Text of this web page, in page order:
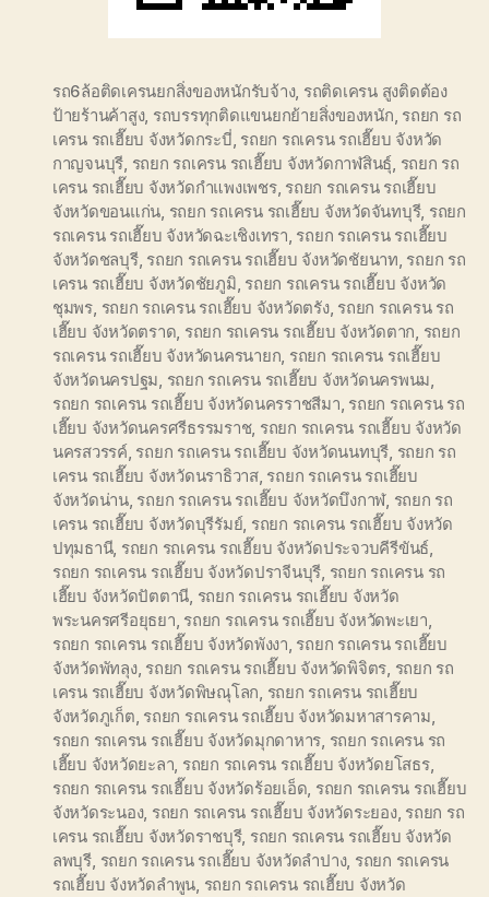
รถ6ล้อติดเครนยกสิ่งของหนักรับจ้าง, รถติดเครน สูงติดต้อง
ป้ายร้านค้าสูง, รถบรรทุกติดแขนยกย้ายสิ่งของหนัก, รถยก รถ
เครน รถเฮี๊ยบ จังหวัดกระบี่, รถยก รถเครน รถเฮี๊ยบ จังหวัด
กาญจนบุรี, รถยก รถเครน รถเฮี๊ยบ จังหวัดกาฬสินธุ์, รถยก รถ
เครน รถเฮี๊ยบ จังหวัดกำแพงเพชร, รถยก รถเครน รถเฮี๊ยบ
จังหวัดขอนแก่น, รถยก รถเครน รถเฮี๊ยบ จังหวัดจันทบุรี, รถยก
รถเครน รถเฮี๊ยบ จังหวัดฉะเชิงเทรา, รถยก รถเครน รถเฮี๊ยบ
จังหวัดชลบุรี, รถยก รถเครน รถเฮี๊ยบ จังหวัดชัยนาท, รถยก รถ
เครน รถเฮี๊ยบ จังหวัดชัยภูมิ, รถยก รถเครน รถเฮี๊ยบ จังหวัด
ชุมพร, รถยก รถเครน รถเฮี๊ยบ จังหวัดตรัง, รถยก รถเครน รถ
เฮี๊ยบ จังหวัดตราด, รถยก รถเครน รถเฮี๊ยบ จังหวัดตาก, รถยก
รถเครน รถเฮี๊ยบ จังหวัดนครนายก, รถยก รถเครน รถเฮี๊ยบ
จังหวัดนครปฐม, รถยก รถเครน รถเฮี๊ยบ จังหวัดนครพนม,
รถยก รถเครน รถเฮี๊ยบ จังหวัดนครราชสีมา, รถยก รถเครน รถ
เฮี๊ยบ จังหวัดนครศรีธรรมราช, รถยก รถเครน รถเฮี๊ยบ จังหวัด
นครสวรรค์, รถยก รถเครน รถเฮี๊ยบ จังหวัดนนทบุรี, รถยก รถ
เครน รถเฮี๊ยบ จังหวัดนราธิวาส, รถยก รถเครน รถเฮี๊ยบ
จังหวัดน่าน, รถยก รถเครน รถเฮี๊ยบ จังหวัดบึงกาฬ, รถยก รถ
เครน รถเฮี๊ยบ จังหวัดบุรีรัมย์, รถยก รถเครน รถเฮี๊ยบ จังหวัด
ปทุมธานี, รถยก รถเครน รถเฮี๊ยบ จังหวัดประจวบคีรีขันธ์,
รถยก รถเครน รถเฮี๊ยบ จังหวัดปราจีนบุรี, รถยก รถเครน รถ
เฮี๊ยบ จังหวัดปัตตานี, รถยก รถเครน รถเฮี๊ยบ จังหวัด
พระนครศรีอยุธยา, รถยก รถเครน รถเฮี๊ยบ จังหวัดพะเยา,
รถยก รถเครน รถเฮี๊ยบ จังหวัดพังงา, รถยก รถเครน รถเฮี๊ยบ
จังหวัดพัทลุง, รถยก รถเครน รถเฮี๊ยบ จังหวัดพิจิตร, รถยก รถ
เครน รถเฮี๊ยบ จังหวัดพิษณุโลก, รถยก รถเครน รถเฮี๊ยบ
จังหวัดภูเก็ต, รถยก รถเครน รถเฮี๊ยบ จังหวัดมหาสารคาม,
รถยก รถเครน รถเฮี๊ยบ จังหวัดมุกดาหาร, รถยก รถเครน รถ
เฮี๊ยบ จังหวัดยะลา, รถยก รถเครน รถเฮี๊ยบ จังหวัดยโสธร,
รถยก รถเครน รถเฮี๊ยบ จังหวัดร้อยเอ็ด, รถยก รถเครน รถเฮี๊ยบ
จังหวัดระนอง, รถยก รถเครน รถเฮี๊ยบ จังหวัดระยอง, รถยก รถ
เครน รถเฮี๊ยบ จังหวัดราชบุรี, รถยก รถเครน รถเฮี๊ยบ จังหวัด
ลพบุรี, รถยก รถเครน รถเฮี๊ยบ จังหวัดลำปาง, รถยก รถเครน
รถเฮี๊ยบ จังหวัดลำพูน, รถยก รถเครน รถเฮี๊ยบ จังหวัด